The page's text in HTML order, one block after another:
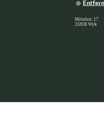
Mittelstr. 17
25938 Wyk